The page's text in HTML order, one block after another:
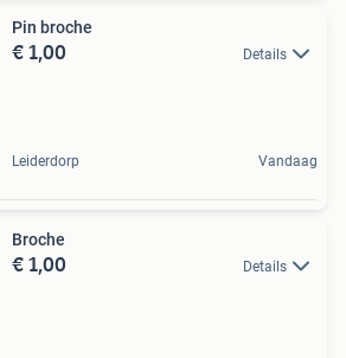
Pin broche
€ 1,00 Details
Leiderdorp Vandaag
Broche
€ 1,00 Details